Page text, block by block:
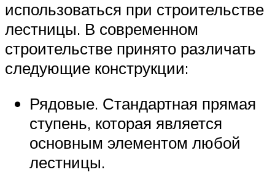
использоваться при строительстве
лестницы. В современном
строительстве принято различать
следующие конструкции:
Рядовые. Стандартная прямая
ступень, которая является
основным элементом любой
лестницы.